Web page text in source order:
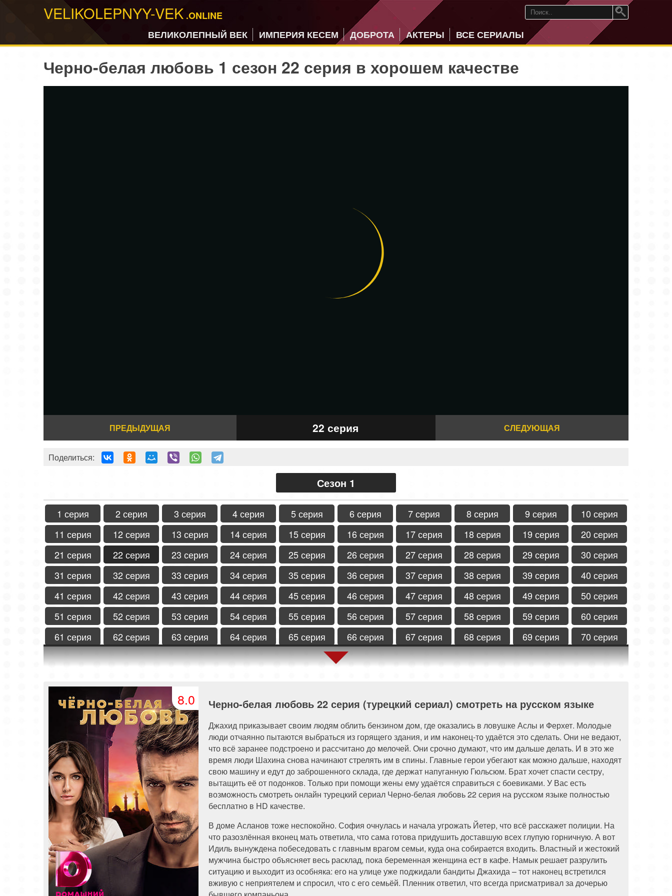
VELIKOLEPNYY-VEK .ONLINE
ВЕЛИКОЛЕПНЫЙ ВЕК
ИМПЕРИЯ КЕСЕМ ДОБРОТА АКТЕРЫ ВСЕ СЕРИАЛЫ
Черно-белая любовь 1 сезон 22 серия в хорошем качестве
ПРЕДЫДУЩАЯ 22 серия СЛЕДУЮЩАЯ
Поделиться:
Сезон 1
1 серия 2 серия 3 серия 4 серия 5 серия 6 серия 7 серия 8 серия 9 серия
10 серия
11 серия
12 серия 13 серия 14 серия 15 серия 16 серия 17 серия 18 серия 19 серия
20 серия
21 серия
22 серия 23 серия 24 серия 25 серия 26 серия 27 серия 28 серия 29 серия
30 серия
31 серия
32 серия 33 серия 34 серия 35 серия 36 серия 37 серия 38 серия 39 серия
40 серия
41 серия
42 серия 43 серия 44 серия 45 серия 46 серия 47 серия 48 серия 49 серия
50 серия
51 серия
52 серия 53 серия 54 серия 55 серия 56 серия 57 серия 58 серия 59 серия
60 серия
61 серия
62 серия 63 серия 64 серия 65 серия 66 серия 67 серия 68 серия 69 серия
70 серия
71 серия
72 серия 73 серия 74 серия 75 серия 76 серия 77 серия 78 серия 79 серия
80 серия
91 серия
92 серия 93 серия 94 серия 95 серия 96 серия
8.0 Черно-белая любовь 22 серия (турецкий сериал) смотреть на русском языке
Джахид приказывает своим людям облить бензином дом, где оказались в ловушке Аслы и Ферхет. Молодые
люди отчаянно пытаются выбраться из горящего здания, и им наконец-то удаётся это сделать. Они не ведают,
что всё заранее подстроено и рассчитано до мелочей. Они срочно думают, что им дальше делать. И в это же
время люди Шахина снова начинают стрелять им в спины. Главные герои убегают как можно дальше, находят
свою машину и едут до заброшенного склада, где держат напуганную Гюльсюм. Брат хочет спасти сестру,
вытащить её от подонков. Только при помощи жены ему удаётся справиться с боевиками. У Вас есть
возможность смотреть онлайн турецкий сериал Черно-белая любовь 22 серия на русском языке полностью
бесплатно в HD качестве.
В доме Асланов тоже неспокойно. София очнулась и начала угрожать Йетер, что всё расскажет полиции. На
что разозлённая вконец мать ответила, что сама готова придушить доставшую всех глупую горничную. А вот
Идиль вынуждена побеседовать с главным врагом семьи, куда она собирается входить. Властный и жестокий
мужчина быстро объясняет весь расклад, пока беременная женщина ест в кафе. Намык решает разрулить
ситуацию и выходит из особняка: его на улице уже поджидали бандиты Джахида – тот наконец встретился
вживую с неприятелем и спросил, что с его семьёй. Пленник ответил, что всегда присматривал за дочерью